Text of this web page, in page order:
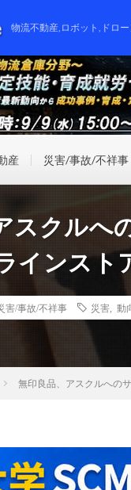
物流不動産,ロボット,ドロ
産 災害/事故/不祥事
スクルへ
インスト
害/事故/不祥事 災害 動
無印良品、アスクルへの